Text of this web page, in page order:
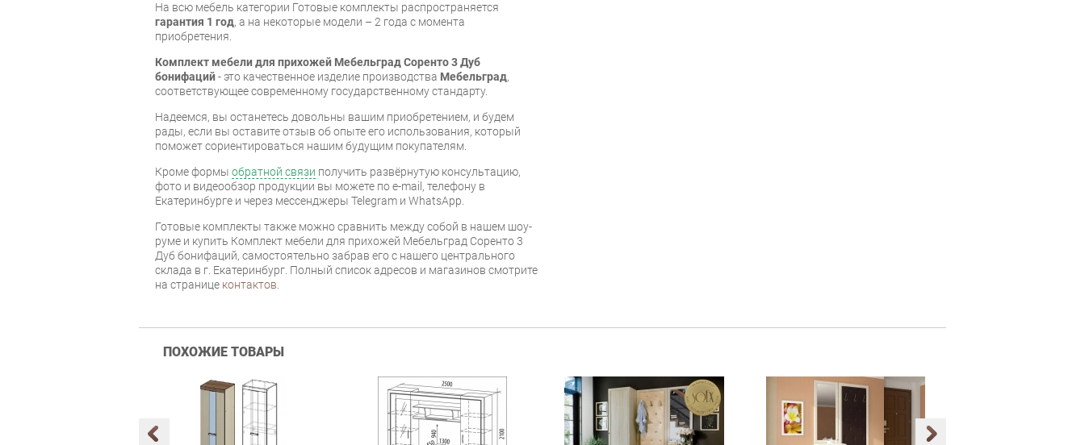
На всю мебель категории Готовые комплекты распространяется
гарантия 1 год, а на некоторые модели – 2 года с момента
приобретения.
Комплект мебели для прихожей Мебельград Соренто 3 Дуб
бонифаций- это качественное изделие производства Мебельград,
соответствующее современному государственному стандарту.
Надеемся, вы останетесь довольны вашим приобретением, и будем
рады, если вы оставите отзыв об опыте его использования, который
поможет сориентироваться нашим будущим покупателям.
Кроме формы обратной связи получить развёрнутую консультацию,
фото и видеообзор продукции вы можете по e-mail, телефону в
Екатеринбурге и через мессенджеры Telegram и WhatsApp.
Готовые комплекты также можно сравнить между собой в нашем шоу-
руме и купить Комплект мебели для прихожей Мебельград Соренто 3
Дуб бонифаций, самостоятельно забрав его с нашего центрального
склада в г. Екатеринбург. Полный список адресов и магазинов смотрите
на странице контактов.
ПОХОЖИЕ ТОВАРЫ